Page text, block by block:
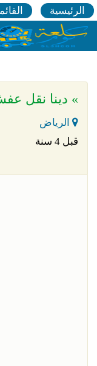
الرئيسية
» دينا نقل عفش
الرياض
قبل 4 سنة